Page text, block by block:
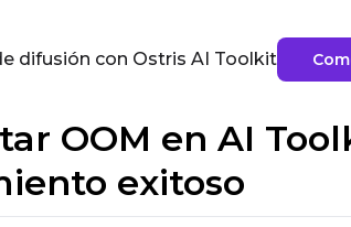
difusión con Ostris AI Toolkit
OOM en AI
exitoso